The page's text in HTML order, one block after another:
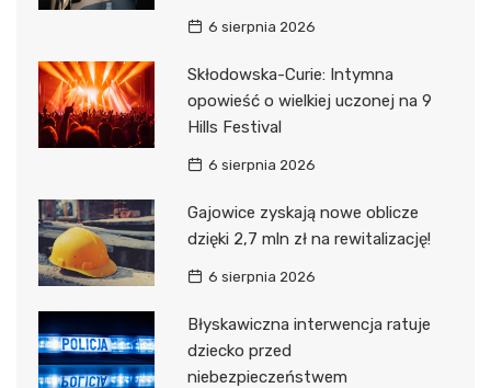
6 sierpnia 2026
Skłodowska-Curie: Intymna
opowieść o wielkiej uczonej na 9
Hills Festival
6 sierpnia 2026
Gajowice zyskają nowe oblicze
dzięki 2,7 mln zł na rewitalizację!
6 sierpnia 2026
Błyskawiczna interwencja ratuje
dziecko przed
niebezpieczeństwem